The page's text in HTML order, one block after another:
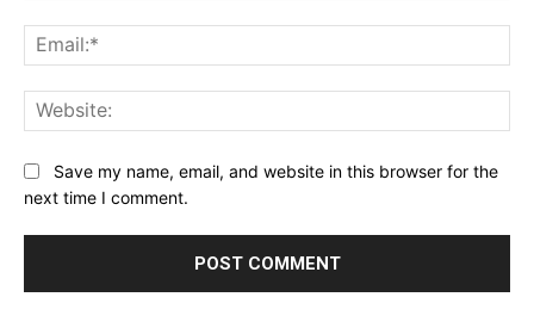
Save my name, email, and website in this browser for the
next time I comment.